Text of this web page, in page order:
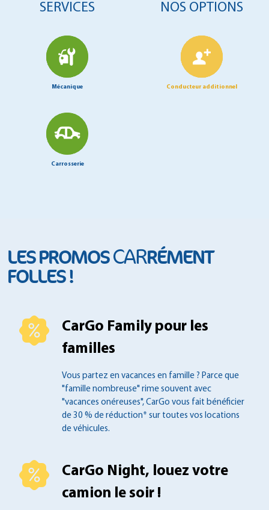
SERVICES
Mécanique
Carrosserie
NOS OPTIONS
Conducteur additionnel
LES PROMOSCARRÉMENT
FOLLES !
CarGo Family pour les
familles
Vous partez en vacances en famille ? Parce que
"famille nombreuse" rime souvent avec
"vacances onéreuses", CarGo vous fait bénéficier
de 30 % de réduction* sur toutes vos locations
de véhicules.
CarGo Night, louez votre
camion le soir !